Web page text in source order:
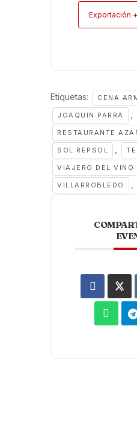
Exportación
Etiquetas: CENA
JOAQUIN PARRA
RESTAURANTE
SOL REPSOL
VIAJERO DEL VINO
VILLARROBLEDO